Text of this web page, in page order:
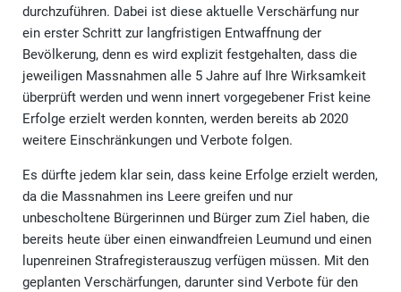
durchzuführen. Dabei ist diese aktuelle Verschärfung nur
ein erster Schritt zur langfristigen Entwaffnung der
Bevölkerung, denn es wird explizit festgehalten, dass die
jeweiligen Massnahmen alle 5 Jahre auf Ihre Wirksamkeit
überprüft werden und wenn innert vorgegebener Frist keine
Erfolge erzielt werden konnten, werden bereits ab 2020
weitere Einschränkungen und Verbote folgen.
Es dürfte jedem klar sein, dass keine Erfolge erzielt werden,
da die Massnahmen ins Leere greifen und nur
unbescholtene Bürgerinnen und Bürger zum Ziel haben, die
bereits heute über einen einwandfreien Leumund und einen
lupenreinen Strafregisterauszug verfügen müssen. Mit den
geplanten Verschärfungen, darunter sind Verbote für den